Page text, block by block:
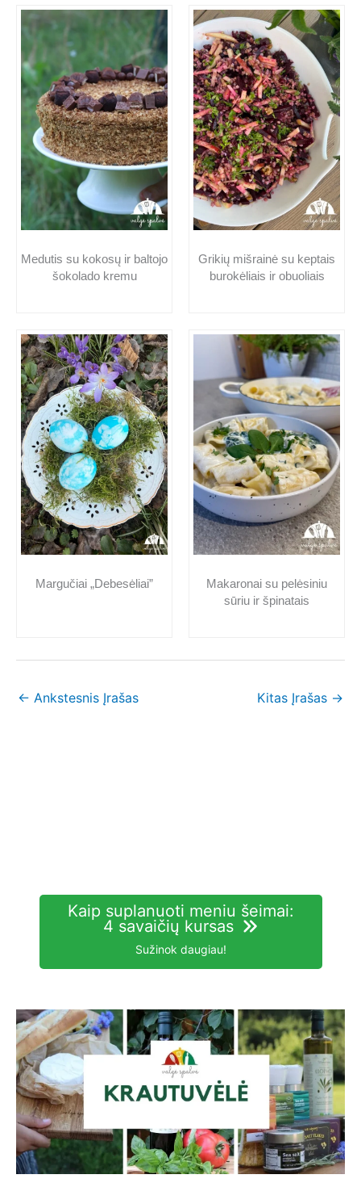
Medutis su kokosų ir baltojo
šokolado kremu
Grikių mišrainė su keptais
burokėliais ir obuoliais
Margučiai „Debesėliai”
Makaronai su pelėsiniu
sūriu ir špinatais
← Ankstesnis Įrašas Kitas Įrašas →
Kaip suplanuoti meniu šeimai:
4 savaičių kursas
Sužinok daugiau!